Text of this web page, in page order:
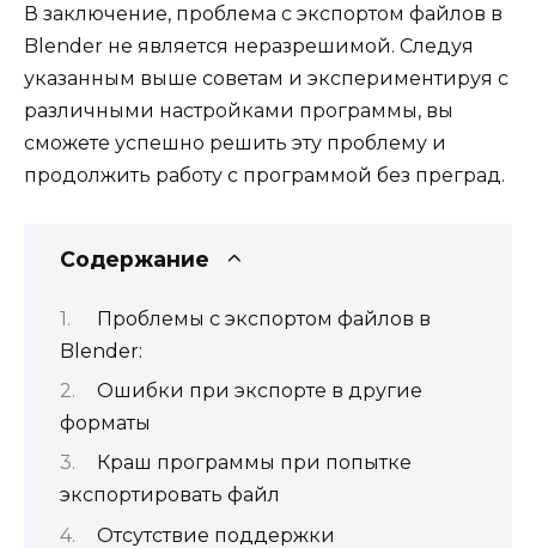
В заключение, проблема с экспортом файлов в
Blender не является неразрешимой. Следуя
указанным выше советам и экспериментируя с
различными настройками программы, вы
сможете успешно решить эту проблему и
продолжить работу с программой без преград.
Содержание
Проблемы с экспортом файлов в
Blender:
Ошибки при экспорте в другие
форматы
Краш программы при попытке
экспортировать файл
Отсутствие поддержки